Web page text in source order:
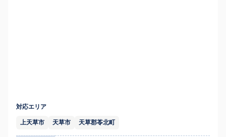
対応エリア
上天草市 天草市 天草郡苓北町